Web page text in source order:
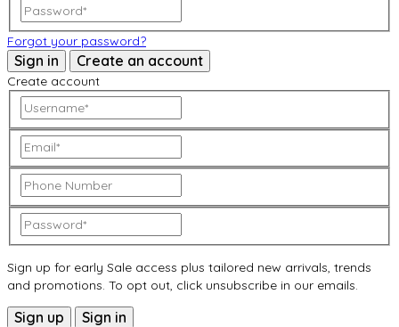
Forgot your password?
Sign in Create an account
Create account
Sign up for early Sale access plus tailored new arrivals, trends
and promotions. To opt out, click unsubscribe in our emails.
Sign up Sign in